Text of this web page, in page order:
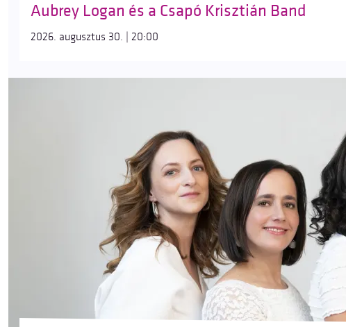
Aubrey Logan és a Csapó Krisztián Band
2026. augusztus 30. | 20:00